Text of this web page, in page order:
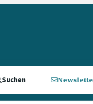
Suchen